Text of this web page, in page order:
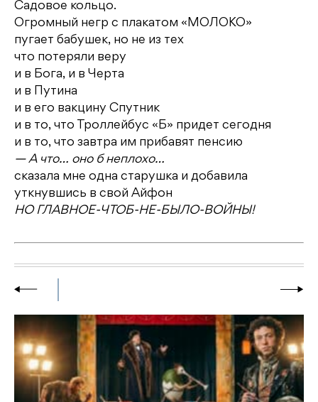
Садовое кольцо.
Огромный негр с плакатом «МОЛОКО»
пугает бабушек, но не из тех
что потеряли веру
и в Бога, и в Черта
и в Путина
и в его вакцину Спутник
и в то, что Троллейбус «Б» придет сегодня
и в то, что завтра им прибавят пенсию
— А что… оно б неплохо…
сказала мне одна старушка и добавила
уткнувшись в свой Айфон
НО ГЛАВНОЕ-ЧTOБ-НЕ-БЫЛО-ВОЙНЫ!